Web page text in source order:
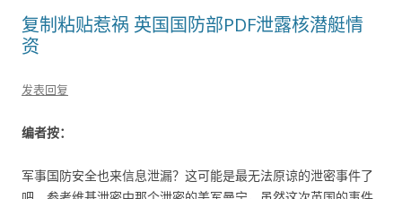
复制粘贴惹祸 英国国防部PDF泄露核潜艇情
资
发表回复
编者按：
军事国防安全也来信息泄漏？这可能是最无法原谅的泄密事件了